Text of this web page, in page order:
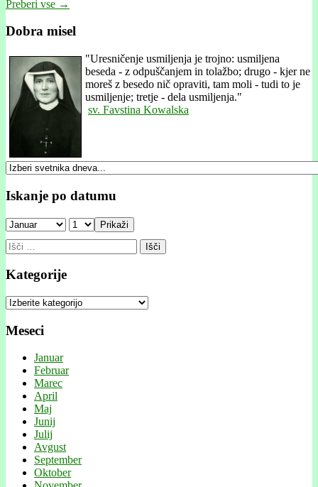
Preberi vse →
Dobra misel
"Uresničenje usmiljenja je trojno: usmiljena
beseda - z odpuščanjem in tolažbo; drugo - kjer ne
moreš z besedo nič opraviti, tam moli - tudi to je
usmiljenje; tretje - dela usmiljenja."
sv. Favstina Kowalska
Iskanje po datumu
Prikaži
Išči:
Kategorije
Kategorije
Meseci
Januar
Februar
Marec
April
Maj
Junij
Julij
Avgust
September
Oktober